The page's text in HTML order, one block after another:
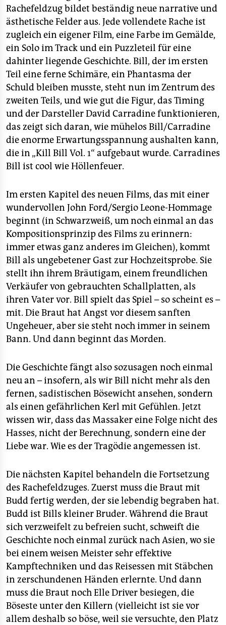
Rachefeldzug bildet beständig neue narrative und
ästhetische Felder aus. Jede vollendete Rache ist
zugleich ein eigener Film, eine Farbe im Gemälde,
ein Solo im Track und ein Puzzleteil für eine
dahinter liegende Geschichte. Bill, der im ersten
Teil eine ferne Schimäre, ein Phantasma der
Schuld bleiben musste, steht nun im Zentrum des
zweiten Teils, und wie gut die Figur, das Timing
und der Darsteller David Carradine funktionieren,
das zeigt sich daran, wie mühelos Bill/Carradine
die enorme Erwartungsspannung aushalten kann,
die in „Kill Bill Vol. 1“ aufgebaut wurde. Carradines
Bill ist cool wie Höllenfeuer.
Im ersten Kapitel des neuen Films, das mit einer
wundervollen John Ford/Sergio Leone-Hommage
beginnt (in Schwarzweiß, um noch einmal an das
Kompositionsprinzip des Films zu erinnern:
immer etwas ganz anderes im Gleichen), kommt
Bill als ungebetener Gast zur Hochzeitsprobe. Sie
stellt ihn ihrem Bräutigam, einem freundlichen
Verkäufer von gebrauchten Schallplatten, als
ihren Vater vor. Bill spielt das Spiel – so scheint es –
mit. Die Braut hat Angst vor diesem sanften
Ungeheuer, aber sie steht noch immer in seinem
Bann. Und dann beginnt das Morden.
Die Geschichte fängt also sozusagen noch einmal
neu an – insofern, als wir Bill nicht mehr als den
fernen, sadistischen Bösewicht ansehen, sondern
als einen gefährlichen Kerl mit Gefühlen. Jetzt
wissen wir, dass das Massaker eine Folge nicht des
Hasses, nicht der Berechnung, sondern eine der
Liebe war. Wie es der Tragödie angemessen ist.
Die nächsten Kapitel behandeln die Fortsetzung
des Rachefeldzuges. Zuerst muss die Braut mit
Budd fertig werden, der sie lebendig begraben hat.
Budd ist Bills kleiner Bruder. Während die Braut
sich verzweifelt zu befreien sucht, schweift die
Geschichte noch einmal zurück nach Asien, wo sie
bei einem weisen Meister sehr effektive
Kampftechniken und das Reisessen mit Stäbchen
in zerschundenen Händen erlernte. Und dann
muss die Braut noch Elle Driver besiegen, die
Böseste unter den Killern (vielleicht ist sie vor
allem deshalb so böse, weil sie versuchte, den Platz